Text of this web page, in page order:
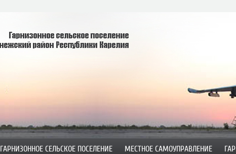
ГАРНИЗОННОЕ СЕЛЬСКОЕ ПОСЕЛЕНИЕ МЕСТНОЕ САМОУПРАВЛЕНИЕ